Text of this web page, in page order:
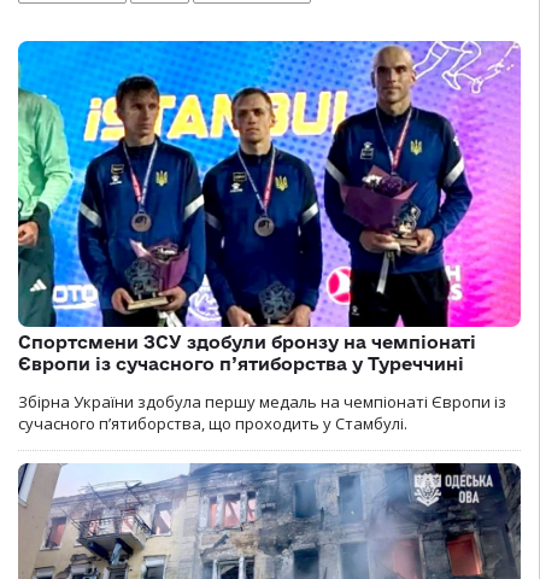
Спортсмени ЗСУ здобули бронзу на чемпіонаті
Європи із сучасного п’ятиборства у Туреччині
Збірна України здобула першу медаль на чемпіонаті Європи із
сучасного п’ятиборства, що проходить у Стамбулі.